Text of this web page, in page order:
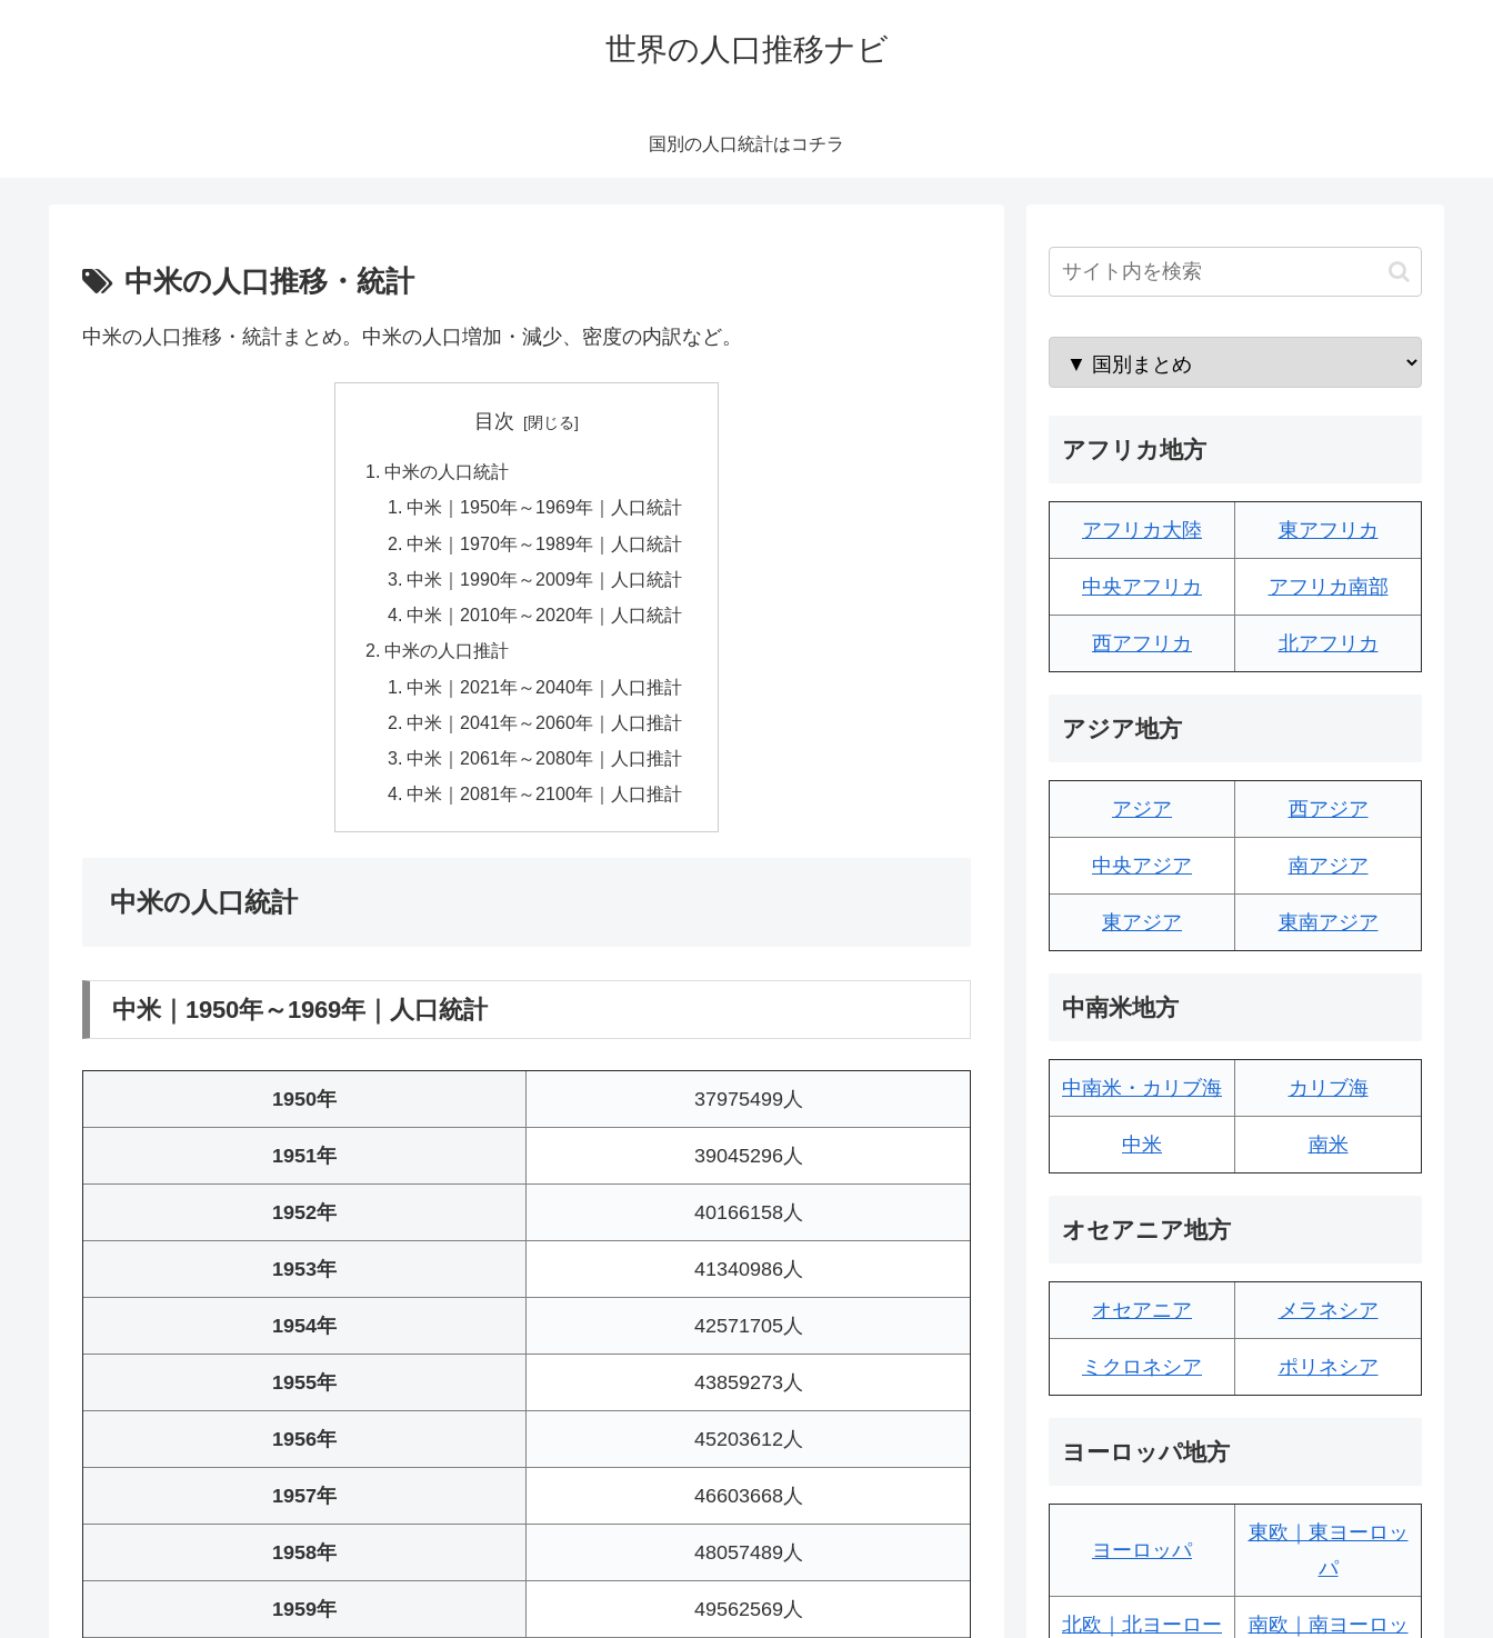
世界の人口推移ナビ
国別の人口統計はコチラ
中米の人口推移・統計
中米の人口推移・統計まとめ。中米の人口増加・減少、密度の内訳など。
目次
中米の人口統計
中米｜1950年～1969年｜人口統計
中米｜1970年～1989年｜人口統計
中米｜1990年～2009年｜人口統計
中米｜2010年～2020年｜人口統計
中米の人口推計
中米｜2021年～2040年｜人口推計
中米｜2041年～2060年｜人口推計
中米｜2061年～2080年｜人口推計
中米｜2081年～2100年｜人口推計
中米の人口統計
中米｜1950年～1969年｜人口統計
1950年 37975499人
1951年 39045296人
1952年 40166158人
1953年 41340986人
1954年 42571705人
1955年 43859273人
1956年 45203612人
1957年 46603668人
1958年 48057489人
1959年 49562569人
アフリカ地方
アフリカ大陸 東アフリカ
中央アフリカ アフリカ南部
西アフリカ 北アフリカ
アジア地方
アジア 西アジア
中央アジア 南アジア
東アジア 東南アジア
中南米地方
中南米・カリブ海 カリブ海
中米 南米
オセアニア地方
オセアニア メラネシア
ミクロネシア ポリネシア
ヨーロッパ地方
ヨーロッパ
東欧｜東ヨーロッ
パ
北欧｜北ヨーロー
南欧｜南ヨーロッ